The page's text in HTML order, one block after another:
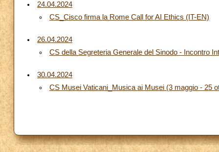
24.04.2024
CS_Cisco firma la Rome Call for AI Ethics (IT-EN)
26.04.2024
CS della Segreteria Generale del Sinodo - Incontro
30.04.2024
CS Musei Vaticani_Musica ai Musei (3 maggio - 25